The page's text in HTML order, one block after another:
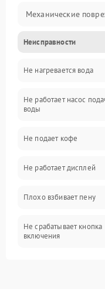
Механические
Прочие
Включение и работа
Проблемы с водой
Проблемы с
Управление и
Программное
Неисправности
Не нагревается вода
Не работает насос
воды
Не подает кофе
Не работает дисплей
Плохо взбивает пену
Не срабатывает кнопка
включения